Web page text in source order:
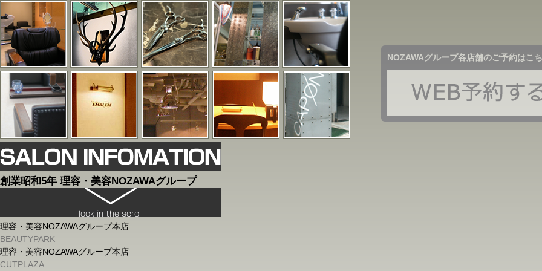
NOZAWAグループ各店舗のご予約はこち
創業昭和5年 理容・美容NOZAWAグループ
理容・美容NOZAWAグループ本店
BEAUTYPARK
理容・美容NOZAWAグループ本店
CUTPLAZA